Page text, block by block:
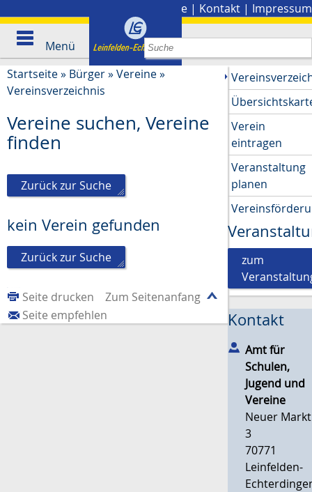
Presse | Kontakt | Impressum
Menü
Startseite» Bürger»Vereine»
Vereinsverzeichnis
Vereine suchen, Vereine
finden
Zurück zur Suche
kein Verein gefunden
Zurück zur Suche
Zum Seitenanfang
Seite drucken
Seite empfehlen
Verein
eintragen
Veranstaltung
planen
zum
Kontakt
Amt für
Schulen,
Jugend und
Vereine
Neuer Markt
3
70771
Leinfelden-